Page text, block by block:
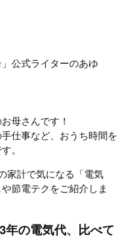
公式ライターのあゆ
母さんです！
仕事など、おうち時間を
。
家計で気になる「電気
節電テクをご紹介しま
年の電気代、比べて